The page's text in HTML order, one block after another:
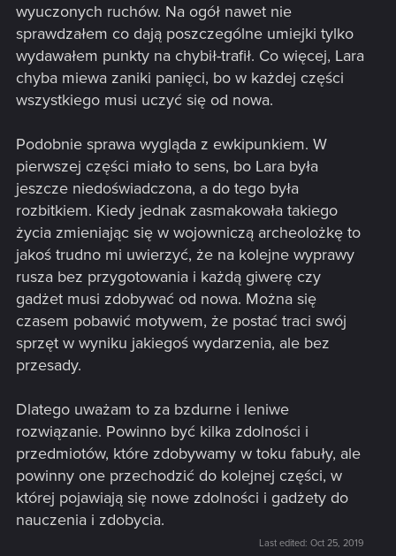
wyuczonych ruchów. Na ogół nawet nie
sprawdzałem co dają poszczególne umiejki tylko
wydawałem punkty na chybił-trafił. Co więcej, Lara
chyba miewa zaniki panięci, bo w każdej części
wszystkiego musi uczyć się od nowa.
Podobnie sprawa wygląda z ewkipunkiem. W
pierwszej części miało to sens, bo Lara była
jeszcze niedoświadczona, a do tego była
rozbitkiem. Kiedy jednak zasmakowała takiego
życia zmieniając się w wojowniczą archeolożkę to
jakoś trudno mi uwierzyć, że na kolejne wyprawy
rusza bez przygotowania i każdą giwerę czy
gadżet musi zdobywać od nowa. Można się
czasem pobawić motywem, że postać traci swój
sprzęt w wyniku jakiegoś wydarzenia, ale bez
przesady.
Dlatego uważam to za bzdurne i leniwe
rozwiązanie. Powinno być kilka zdolności i
przedmiotów, które zdobywamy w toku fabuły, ale
powinny one przechodzić do kolejnej części, w
której pojawiają się nowe zdolności i gadżety do
nauczenia i zdobycia.
Last edited: Oct 25, 2019